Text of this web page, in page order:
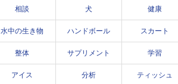
相談 犬 健康
水中の生き物 ハンドボール スカート
整体 サプリメント 学習
アイス 分析 ティッシュ